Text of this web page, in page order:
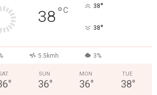
38°C 38°
38°
5.5kmh 3%
°
SUN
36°
MON
36°
TUE
38°